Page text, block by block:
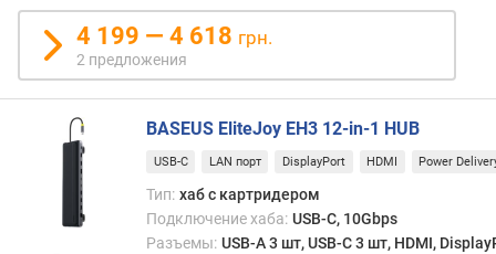
4 199 — 4 618 грн.
2 предложения
BASEUS EliteJoy EH3 12-in-1 HUB
USB-C LAN порт DisplayPort HDMI Power
Тип: хаб с картридером
Подключение хаба: USB-C, 10Gbps
Разъемы: USB-A 3 шт, USB-C 3 шт, HDMI,